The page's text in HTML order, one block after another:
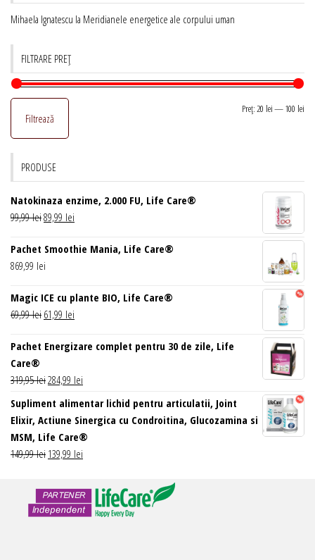
Mihaela Ignatescu la Meridianele energetice ale corpului uman
FILTRARE PREȚ
Filtrează
Preț:20 lei—100 lei
PRODUSE
Natokinaza enzime, 2.000 FU, Life Care®
99,99leiPrețul
a
fost:
89,99 lei
este:
Pachet Smoothie Mania, Life Care®
869,99 lei
Magic ICE cu plante BIO, Life Care®
69,99lei Prețul
a
69,99 lei.
61,99 lei
este:
Pachet Energizare complet pentru 30 de zile, Life
Care®
319,95leiPrețul
inițial
fost:
319,95 lei.
284,99 lei
284,99 lei.
Supliment alimentar lichid pentru articulatii, Joint
Elixir, Actiune Sinergica cu Condroitina, Glucozamina si
MSM, Life Care®
149,99lei Prețul
a
fost:
149,99 lei.
139,99 lei
este:
139,99 lei.